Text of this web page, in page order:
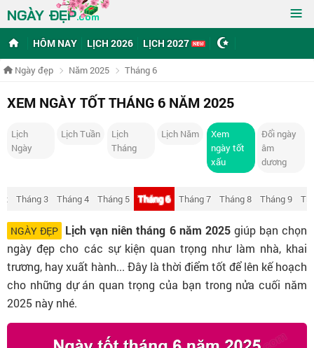
NGÀY ĐẸP.com ≡
HÔM NAY LỊCH 2026 LỊCH 2027
Ngày đẹp Năm 2025 Tháng 6
XEM NGÀY TỐT THÁNG 6 NĂM 2025
Lịch
Ngày
Lịch Tuần
Lịch
Tháng
Lịch Năm
Xem
ngày tốt
xấu
Đổi ngày
âm
dương
2 Tháng 3 Tháng 4 Tháng 5 Tháng 6 Tháng 7 Tháng 8 Tháng 9
NGÀY ĐẸP Lịch vạn niên tháng 6 năm 2025giúp bạn chọn
ngày đẹp cho các sự kiện quan trọng như làm nhà, khai
trương, hay xuất hành... Đây là thời điểm tốt để lên kế hoạch
cho những dự án quan trọng của bạn trong nửa cuối năm
2025 này nhé.